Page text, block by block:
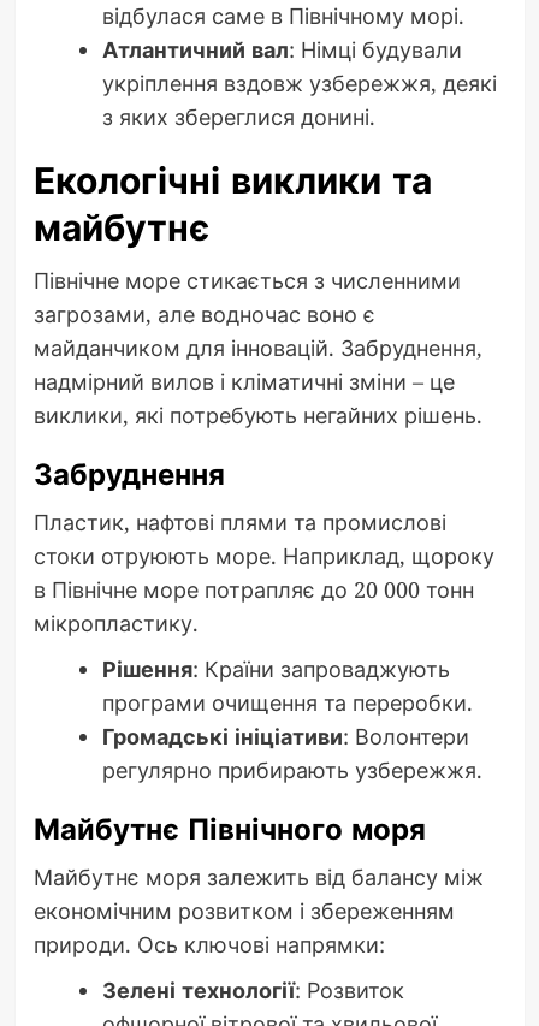
відбулася саме в Північному морі.
Атлантичний вал: Німці будували
укріплення вздовж узбережжя, деякі
з яких збереглися донині.
Екологічні виклики та
майбутнє
Північне море стикається з численними
загрозами, але водночас воно є
майданчиком для інновацій. Забруднення,
надмірний вилов і кліматичні зміни – це
виклики, які потребують негайних рішень.
Забруднення
Пластик, нафтові плями та промислові
стоки отруюють море. Наприклад, щороку
в Північне море потрапляє до 20 000 тонн
мікропластику.
Рішення: Країни запроваджують
програми очищення та переробки.
Громадські ініціативи: Волонтери
регулярно прибирають узбережжя.
Майбутнє Північного моря
Майбутнє моря залежить від балансу між
економічним розвитком і збереженням
природи. Ось ключові напрямки:
Зелені технології: Розвиток